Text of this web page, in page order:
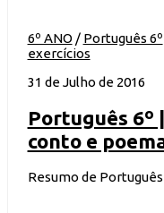
6º ANO / Português 6º
exercícios
31 de Julho de 2016
Português 6º
conto e
Resumo de Português